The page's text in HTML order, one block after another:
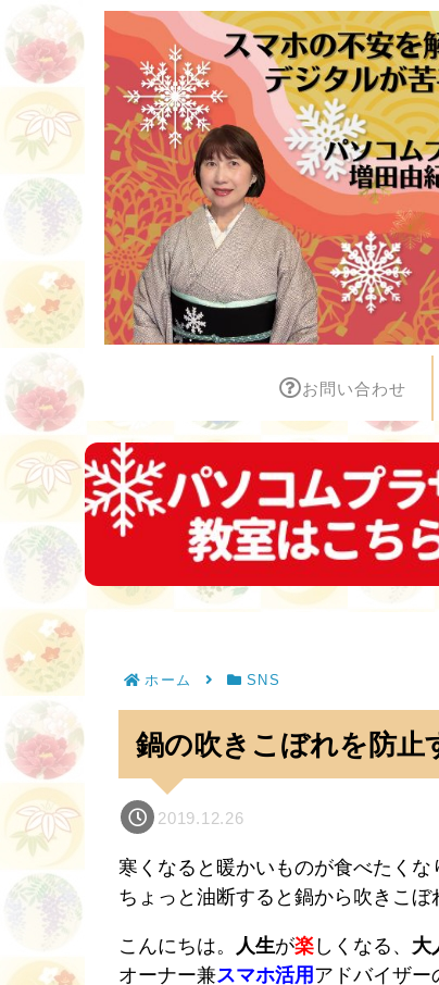
お問い合わせ
ホーム SNS
鍋の吹きこぼれを防止
2019.12.26
寒くなると暖かいものが食べたくな
ちょっと油断すると鍋から吹きこ
こんにちは。 人生が楽 しくなる、 大
オーナー兼スマホ活用 アドバイザー